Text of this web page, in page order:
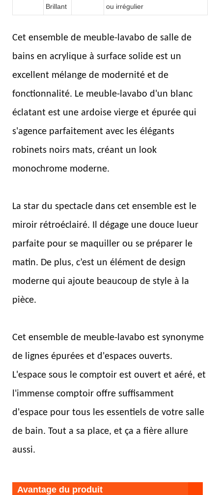
Brillant
ou irrégulier
Cet ensemble de meuble-lavabo de salle de
bains en acrylique à surface solide est un
excellent mélange de modernité et de
fonctionnalité. Le meuble-lavabo d'un blanc
éclatant est une ardoise vierge et épurée qui
s'agence parfaitement avec les élégants
robinets noirs mats, créant un look
monochrome moderne.
La star du spectacle dans cet ensemble est le
miroir rétroéclairé. Il dégage une douce lueur
parfaite pour se maquiller ou se préparer le
matin. De plus, c’est un élément de design
moderne qui ajoute beaucoup de style à la
pièce.
Cet ensemble de meuble-lavabo est synonyme
de lignes épurées et d'espaces ouverts.
L'espace sous le comptoir est ouvert et aéré, et
l'immense comptoir offre suffisamment
d'espace pour tous les essentiels de votre salle
de bain. Tout a sa place, et ça a fière allure
aussi.
Avantage du produit